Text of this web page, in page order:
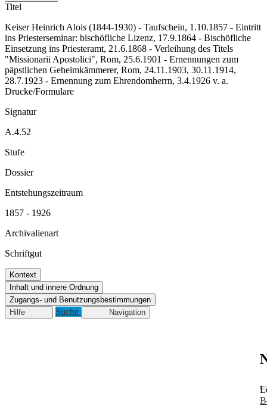
Titel
Keiser Heinrich Alois (1844-1930) - Taufschein, 1.10.1857 - Eintritt
ins Priesterseminar: bischöfliche Lizenz, 17.9.1864 - Bischöfliche
Einsetzung ins Priesteramt, 21.6.1868 - Verleihung des Titels
"Missionarii Apostolici", Rom, 25.6.1901 - Ernennungen zum
päpstlichen Geheimkämmerer, Rom, 24.11.1903, 30.11.1914,
28.7.1923 - Ernennung zum Ehrendomherrn, 3.4.1926 v. a.
Drucke/Formulare
Signatur
A.4.52
Stufe
Dossier
Entstehungszeitraum
1857 - 1926
Archivalienart
Schriftgut
Kontext
Inhalt und innere Ordnung
Zugangs- und Benutzungsbestimmungen
Hilfe
Suche Navigation